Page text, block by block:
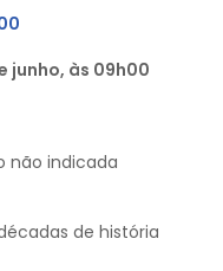
junho, às 09h00
não indicada
de história